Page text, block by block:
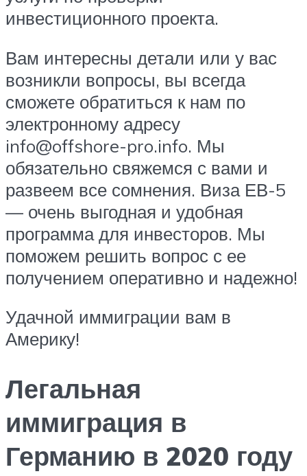
инвестиционного проекта.
Вам интересны детали или у вас
возникли вопросы, вы всегда
сможете обратиться к нам по
электронному адресу
info@offshore-pro.info. Мы
обязательно свяжемся с вами и
развеем все сомнения. Виза ЕВ-5
— очень выгодная и удобная
программа для инвесторов. Мы
поможем решить вопрос с ее
получением оперативно и надежно!
Удачной иммиграции вам в
Америку!
Легальная
иммиграция в
Германию в 2020 году